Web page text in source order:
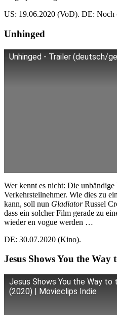
US: 19.06.2020 (VoD). DE: Noch
Unhinged
Unhinged - Trailer (deutsch/
Wer kennt es nicht: Die unbändige
Verkehrsteilnehmer. Wie dies zu
kann, soll nun GladiatorRussel
dass ein solcher Film gerade zu
wieder en vogue werden …
DE: 30.07.2020 (Kino).
Jesus Shows You the
Jesus Shows You the Way to
(2020) | Movieclips Indie